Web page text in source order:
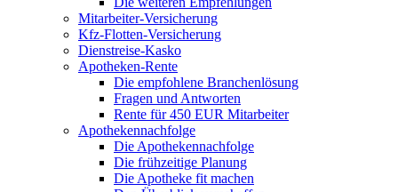
Mitarbeiter-Versicherung
Kfz-Flotten-Versicherung
Dienstreise-Kasko
Apotheken-Rente
Die empfohlene Branchenlösung
Fragen und Antworten
Rente für 450 EUR Mitarbeiter
Apothekennachfolge
Die Apothekennachfolge
Die frühzeitige Planung
Die Apotheke fit machen